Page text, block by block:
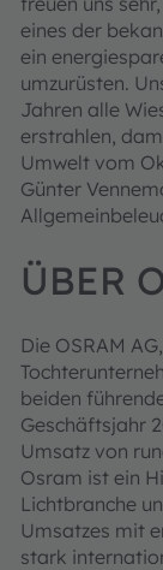
eines der
ein
umzurüsten.
Jahren alle
erstrahlen,
Umwelt vom
Günter
ÜBER
Die OSRAM
beiden
Geschäftsjahr
Umsatz von
Osram ist ein
Lichtbranche
Umsatzes mit
stark